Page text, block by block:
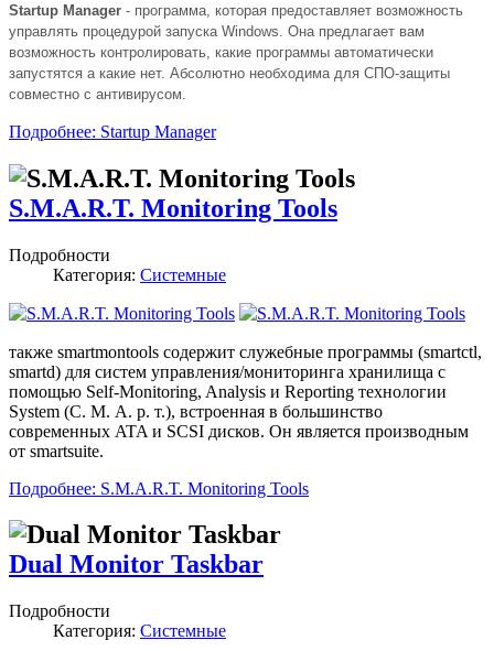
Startup Manager - программа, которая предоставляет возможность
управлять процедурой запуска Windows. Она предлагает вам
возможность контролировать, какие программы автоматически
запустятся а какие нет. Абсолютно необходима для СПО-защиты
совместно с антивирусом.
Подробнее: Startup Manager
S.M.A.R.T. Monitoring Tools
Подробности
Категория: Системные
также smartmontools содержит служебные программы (smartctl,
smartd) для систем управления/мониторинга хранилища с
помощью Self-Monitoring, Analysis и Reporting технологии
System (С. М. А. р. т.), встроенная в большинство
современных ATA и SCSI дисков. Он является производным
от smartsuite.
Подробнее: S.M.A.R.T. Monitoring Tools
Dual Monitor Taskbar
Подробности
Категория: Системные